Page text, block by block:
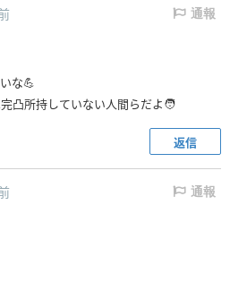
通報
な💪
凸所持していない人間らだよ🧑
返信
通報